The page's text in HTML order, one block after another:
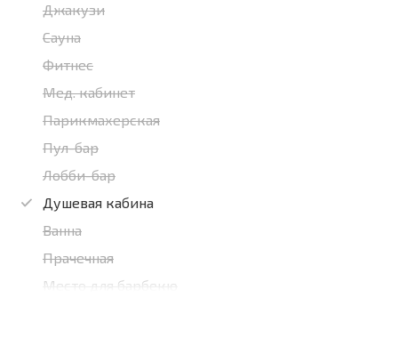
Джакузи
Сауна
Фитнес
Мед. кабинет
Парикмахерская
Пул-бар
Лобби-бар
Душевая кабина
Ванна
Прачечная
Место для барбекю